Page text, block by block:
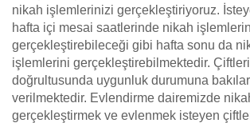
nikah işlemlerinizi gerçekleştiriyoruz.
hafta içi mesai saatlerinde nikah
gerçekleştirebileceği gibi hafta sonu da
işlemlerini gerçekleştirebilmektedir.
doğrultusunda uygunluk durumuna
verilmektedir. Evlendirme dairemizde
gerçekleştirmek ve evlenmek isteyen